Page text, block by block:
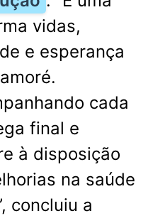
vidas,
e esperança
cada
final e
à disposição
na saúde
concluiu a